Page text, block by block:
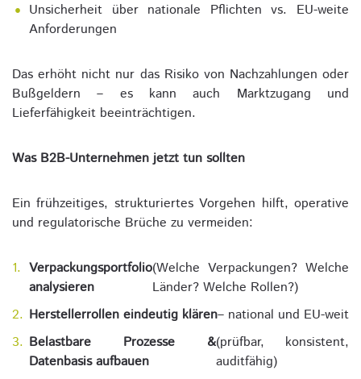
Unsicherheit über nationale Pflichten vs. EU-weite
Anforderungen
Das erhöht nicht nur das Risiko von Nachzahlungen oder
Bußgeldern – es kann auch Marktzugang und
Lieferfähigkeit beeinträchtigen.
Was B2B-Unternehmen jetzt tun sollten
Ein frühzeitiges, strukturiertes Vorgehen hilft, operative
und regulatorische Brüche zu vermeiden:
Verpackungsportfolio
analysieren
(Welche Verpackungen? Welche
Länder? Welche Rollen?)
Herstellerrollen eindeutig klären– national und EU-weit
Belastbare Prozesse &
Datenbasis aufbauen
(prüfbar, konsistent,
auditfähig)